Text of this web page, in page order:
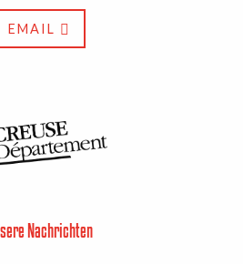
EMAIL
Nachrichten